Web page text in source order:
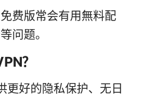
费版常会有用無料配
问题。
？
更好的隐私保护、无日